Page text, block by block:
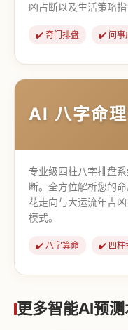
凶占断以及生活策略
✔️ 奇门排盘 ✔️ 问事
【道家奇门】
AI 八字命理
专业级四柱八字排盘
断。全方位解析您的
花走向与大运流年吉
模式。
✔️ 八字算命 ✔️ 四柱
更多智能AI预